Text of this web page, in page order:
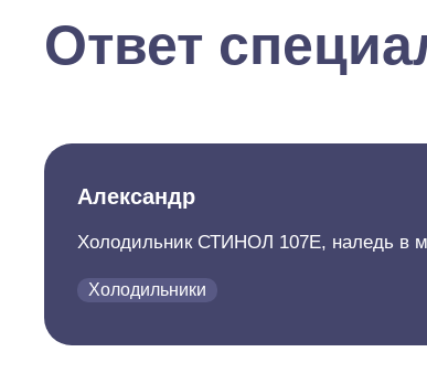
Ответ
Александр
Холодильник СТИНОЛ 107Е, наледь в
Холодильники